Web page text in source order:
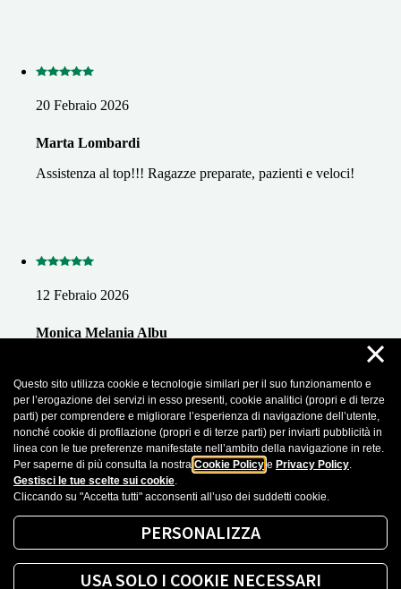
Questo sito utilizza cookie e tecnologie similari per il suo funzionamento e
per l’erogazione dei servizi in esso presenti, cookie analitici (propri e di terze
parti) per comprendere e migliorare l’esperienza di navigazione dell’utente,
nonché cookie di profilazione (propri e di terze parti) per inviarti pubblicità in
linea con le tue preferenze manifestate nell’ambito della navigazione in rete.
Per saperne di più consulta la nostra Cookie Policy e Privacy Policy.
Gestisci le tue scelte sui cookie.
Cliccando su "Accetta tutti" acconsenti all’uso dei suddetti cookie.
×
PERSONALIZZA
USA SOLO I COOKIE NECESSARI
20 Febraio 2026
Marta Lombardi
Assistenza al top!!! Ragazze preparate, pazienti e veloci!
12 Febraio 2026
Monica Melania Albu
Mi sono rivolta più volte a Serena, presso lo sportello di Gorizia,
per diverse necessità e desidero esprimere la mia più sincera
gratitudine. L’ho sempre trovata sorridente, estremamente gentile
e dotata di grande pazienza. Con professionalità e competenza è
riuscita ogni volta a risolvere ogni mia richiesta in modo efficace
e puntuale. Un servizio impeccabile, reso con rara cortesia e
dedizione.
Recensioni importate da Google Business Profile. Puoi leggere tutte le recensioni
cliccando sul seguenteLink